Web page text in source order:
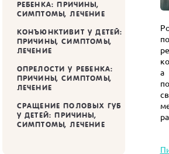
РЕБЕНКА: ПРИЧИНЫ,
СИМПТОМЫ, ЛЕЧЕНИЕ
КОНЪЮНКТИВИТ У ДЕТЕЙ:
ПРИЧИНЫ, СИМПТОМЫ,
ЛЕЧЕНИЕ
ОПРЕЛОСТИ У РЕБЕНКА:
ПРИЧИНЫ, СИМПТОМЫ,
ЛЕЧЕНИЕ
СРАЩЕНИЕ ПОЛОВЫХ ГУБ
У ДЕТЕЙ: ПРИЧИНЫ,
СИМПТОМЫ, ЛЕЧЕНИЕ
а